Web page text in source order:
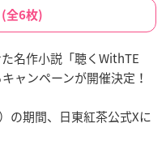
(全6枚)
名作小説「聴くWithTE
ャンペーンが開催決定！
の期間、日東紅茶公式Xに